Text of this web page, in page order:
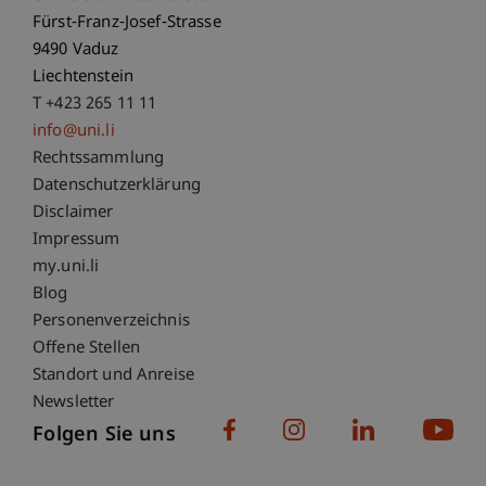
Fürst-Franz-Josef-Strasse
9490 Vaduz
Liechtenstein
T +423 265 11 11
info@uni.li
Fußzeile Rechtliche Hinweise
Rechtssammlung
Datenschutzerklärung
Disclaimer
Impressum
Fußzeile Subdomain-Verzeichnis
my.uni.li
Blog
Personenverzeichnis
Offene Stellen
Standort und Anreise
Newsletter
Folgen Sie uns